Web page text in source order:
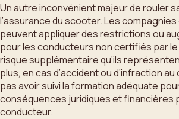
Un autre inconvénient majeur de rouler
l’assurance du scooter. Les compagnies
peuvent appliquer des restrictions ou
pour les conducteurs non certifiés par le
risque supplémentaire qu’ils
plus, en cas d’accident ou d’infraction
pas avoir suivi la formation adéquate
conséquences juridiques et financières
conducteur.